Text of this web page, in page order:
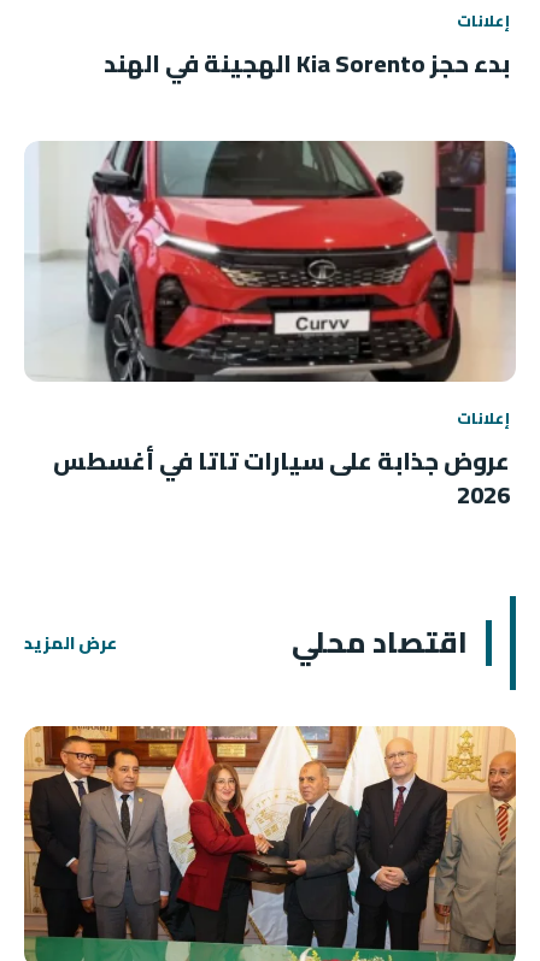
إعلانات
بدء حجز Kia Sorento الهجينة في الهند
إعلانات
عروض جذابة على سيارات تاتا في أغسطس
2026
اقتصاد محلي عرض المزيد